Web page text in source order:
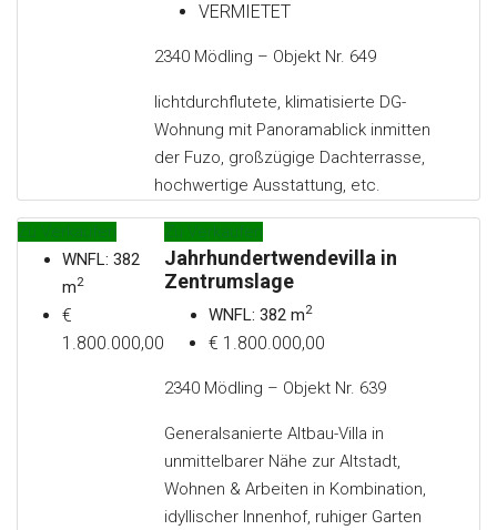
VERMIETET
2340 Mödling – Objekt Nr. 649
lichtdurchflutete, klimatisierte DG-
Wohnung mit Panoramablick inmitten
der Fuzo, großzügige Dachterrasse,
hochwertige Ausstattung, etc.
Zu Verkaufen
WNFL: 382
m2
€
1.800.000,00
Zu Verkaufen
Jahrhundertwendevilla in
Zentrumslage
WNFL: 382 m2
€ 1.800.000,00
2340 Mödling – Objekt Nr. 639
Generalsanierte Altbau-Villa in
unmittelbarer Nähe zur Altstadt,
Wohnen & Arbeiten in Kombination,
idyllischer Innenhof, ruhiger Garten